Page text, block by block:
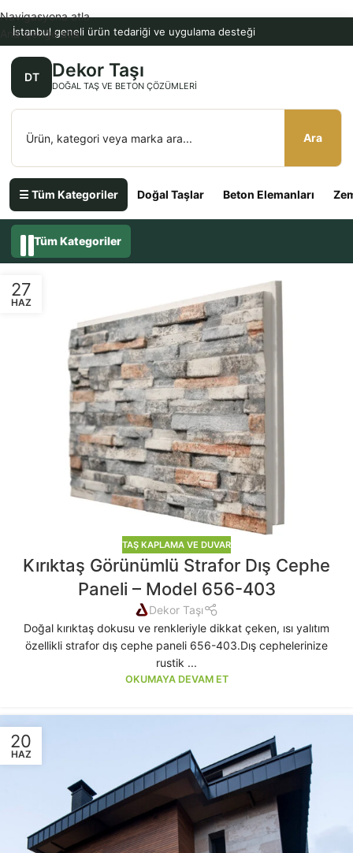
İstanbul geneli ürün tedariği ve uygulama desteği
DT Dekor Taşı
DOĞAL TAŞ VE BETON ÇÖZÜMLERI
Ara
☰ Tüm Kategoriler Doğal Taşlar Beton Elemanları
Navigasyona atla
Ana içeriğe atla
Tüm Kategoriler
27
HAZ
TAŞ KAPLAMA VE DUVAR
Kırıktaş Görünümlü Strafor Dış Cephe
Paneli – Model 656-403
Dekor Taşı
Doğal kırıktaş dokusu ve renkleriyle dikkat çeken, ısı yalıtım
özellikli strafor dış cephe paneli 656-403.Dış cephelerinize
rustik ...
OKUMAYA DEVAM ET
20
HAZ